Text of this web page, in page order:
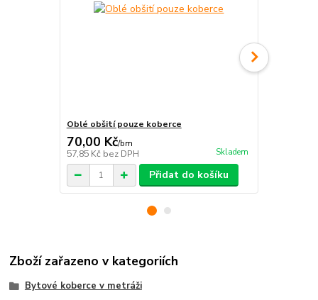
Oblé obšití pouze koberce
70,00 Kč/bm
57,85 Kč bez DPH Skladem
Přidat do košíku
Zboží zařazeno v kategoriích
Bytové koberce v metráži